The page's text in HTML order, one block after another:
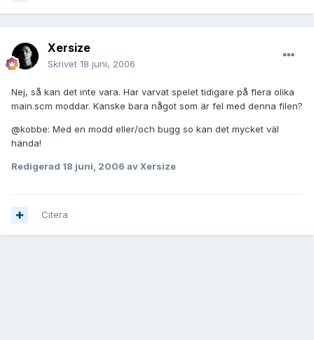
Xersize
Skrivet 18 juni, 2006
Nej, så kan det inte vara. Har varvat spelet tidigare på flera olika
main.scm moddar. Kanske bara något som är fel med denna filen?
@kobbe: Med en modd eller/och bugg so kan det mycket väl
hända!
Redigerad 18 juni, 2006 av Xersize
Citera